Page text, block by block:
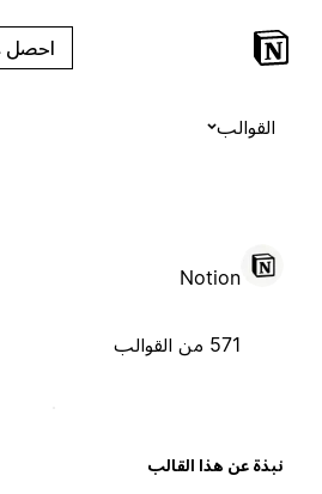
احصل على Notion مجاناً
القوالب
Notion
عن هذا القالب